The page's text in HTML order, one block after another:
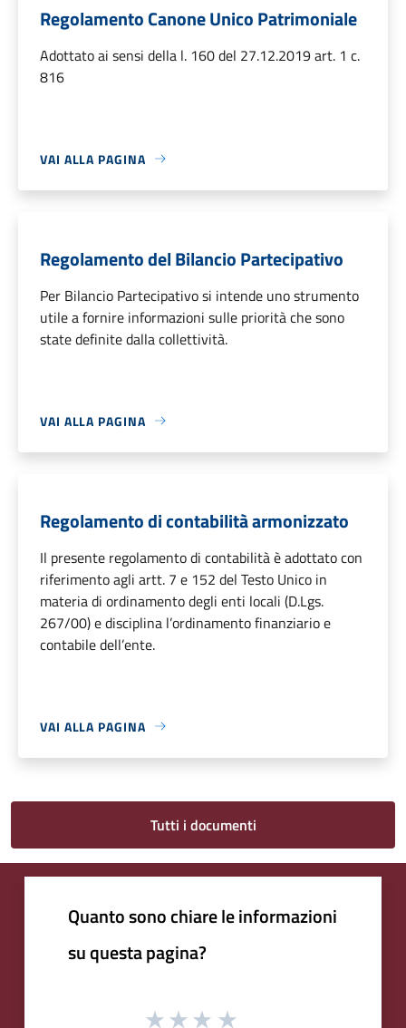
Regolamento Canone Unico Patrimoniale
Adottato ai sensi della l. 160 del 27.12.2019 art. 1 c.
816
VAI ALLA PAGINA
Regolamento del Bilancio Partecipativo
Per Bilancio Partecipativo si intende uno strumento
utile a fornire informazioni sulle priorità che sono
state definite dalla collettività.
VAI ALLA PAGINA
Regolamento di contabilità armonizzato
Il presente regolamento di contabilità è adottato con
riferimento agli artt. 7 e 152 del Testo Unico in
materia di ordinamento degli enti locali (D.Lgs.
267/00) e disciplina l’ordinamento finanziario e
contabile dell’ente.
VAI ALLA PAGINA
Tutti i documenti
Quanto sono chiare le informazioni
su questa pagina?